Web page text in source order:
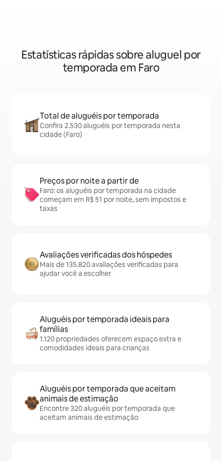
Estatísticas rápidas sobre aluguel por
temporada em Faro
Total de aluguéis por temporada
Confira 2.530 aluguéis por temporada nesta
cidade (Faro)
Preços por noite a partir de
Faro: os aluguéis por temporada na cidade
começam em R$ 51 por noite, sem impostos e
taxas
Avaliações verificadas dos hóspedes
Mais de 135.820 avaliações verificadas para
ajudar você a escolher
Aluguéis por temporada ideais para
famílias
1.120 propriedades oferecem espaço extra e
comodidades ideais para crianças
Aluguéis por temporada que aceitam
animais de estimação
Encontre 320 aluguéis por temporada que
aceitam animais de estimação